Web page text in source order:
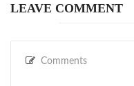
LEAVE COMMENT